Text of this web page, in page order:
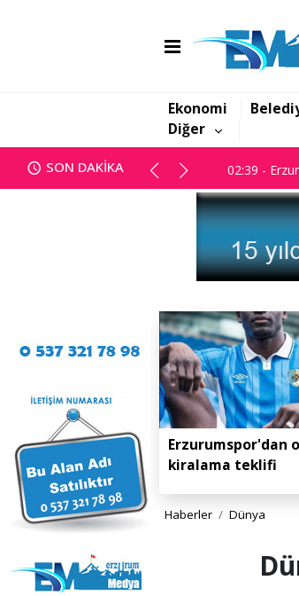
Ekonomi
Diğer
SON DAKİKA
01:47 -
01:47 -
02:39 -
Erzurumspor'dan
kiralama teklifi
Haberler Dünya